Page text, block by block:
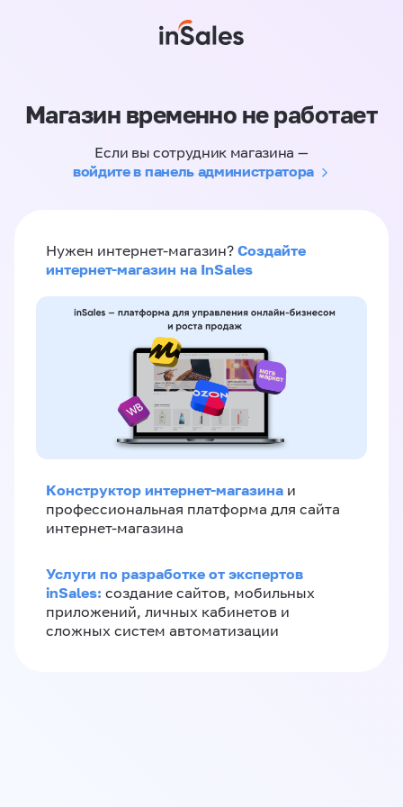
Магазин временно не работает
Если вы сотрудник магазина —
войдите в панель администратора
Нужен интернет-магазин? Создайте
интернет-магазин на InSales
Конструктор интернет-магазина и
профессиональная платформа для сайта
интернет-магазина
Услуги по разработке от экспертов
inSales: создание сайтов, мобильных
приложений, личных кабинетов и
сложных систем автоматизации